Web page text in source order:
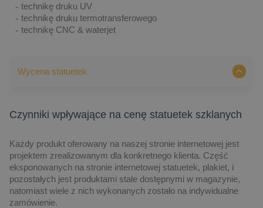
technikę druku UV
technikę druku termotransferowego
technikę CNC & waterjet
Wycena statuetek
Czynniki wpływające na cenę statuetek szklanych
Każdy produkt oferowany na naszej stronie internetowej jest
projektem zrealizowanym dla konkretnego klienta. Część
eksponowanych na stronie internetowej statuetek, plakiet, i
pozostałych jest produktami stale dostępnymi w magazynie,
natomiast wiele z nich wykonanych zostało na indywidualne
zamówienie.